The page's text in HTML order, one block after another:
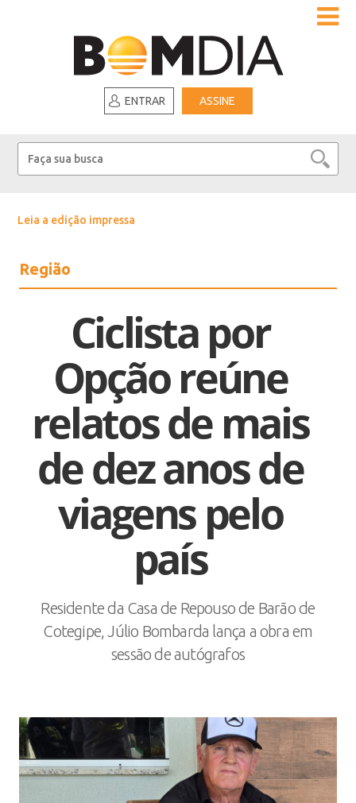
ENTRAR ASSINE
Leia a edição impressa
Região
Ciclista por
Opção reúne
relatos de mais
de dez anos de
viagens pelo
país
Residente da Casa de Repouso de Barão de
Cotegipe, Júlio Bombarda lança a obra em
sessão de autógrafos